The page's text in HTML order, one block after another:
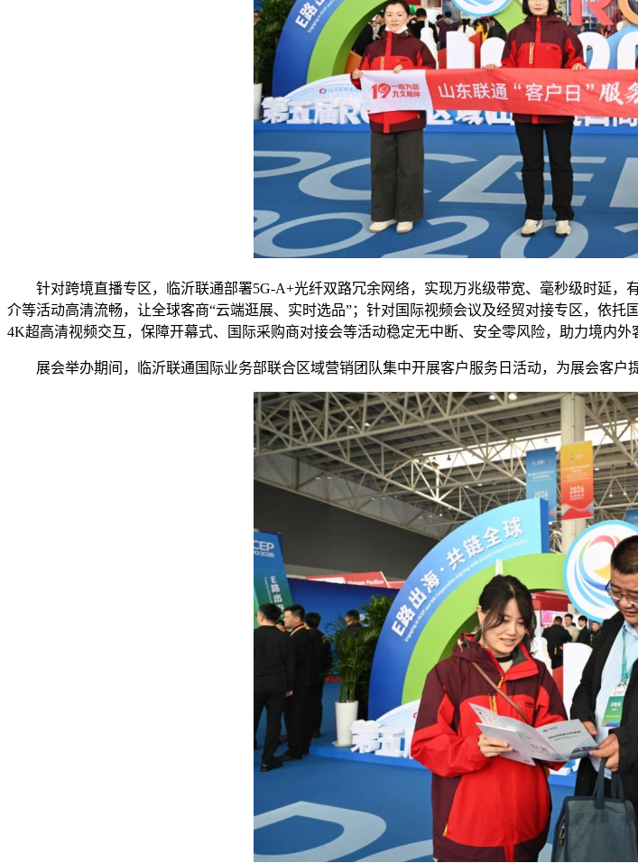
针对跨境直播专区，临沂联通部署5G-A+光纤双路冗余网络，实现万兆级带宽、毫秒级时延
介等活动高清流畅，让全球客商“云端逛展、实时选品”；针对国际视频会议及经贸对接专区，依
4K超高清视频交互，保障开幕式、国际采购商对接会等活动稳定无中断、安全零风险，助力境内外
展会举办期间，临沂联通国际业务部联合区域营销团队集中开展客户服务日活动，为展会客户